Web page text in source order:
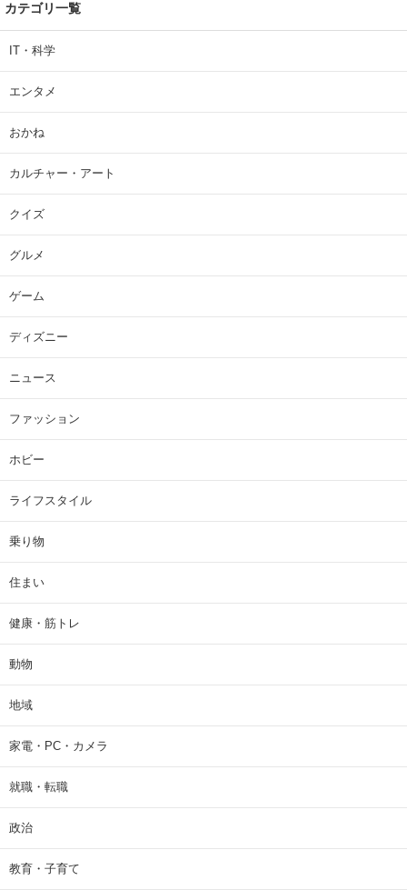
カテゴリ一覧
IT・科学
エンタメ
おかね
カルチャー・アート
クイズ
グルメ
ゲーム
ディズニー
ニュース
ファッション
ホビー
ライフスタイル
乗り物
住まい
健康・筋トレ
動物
地域
家電・PC・カメラ
就職・転職
政治
教育・子育て